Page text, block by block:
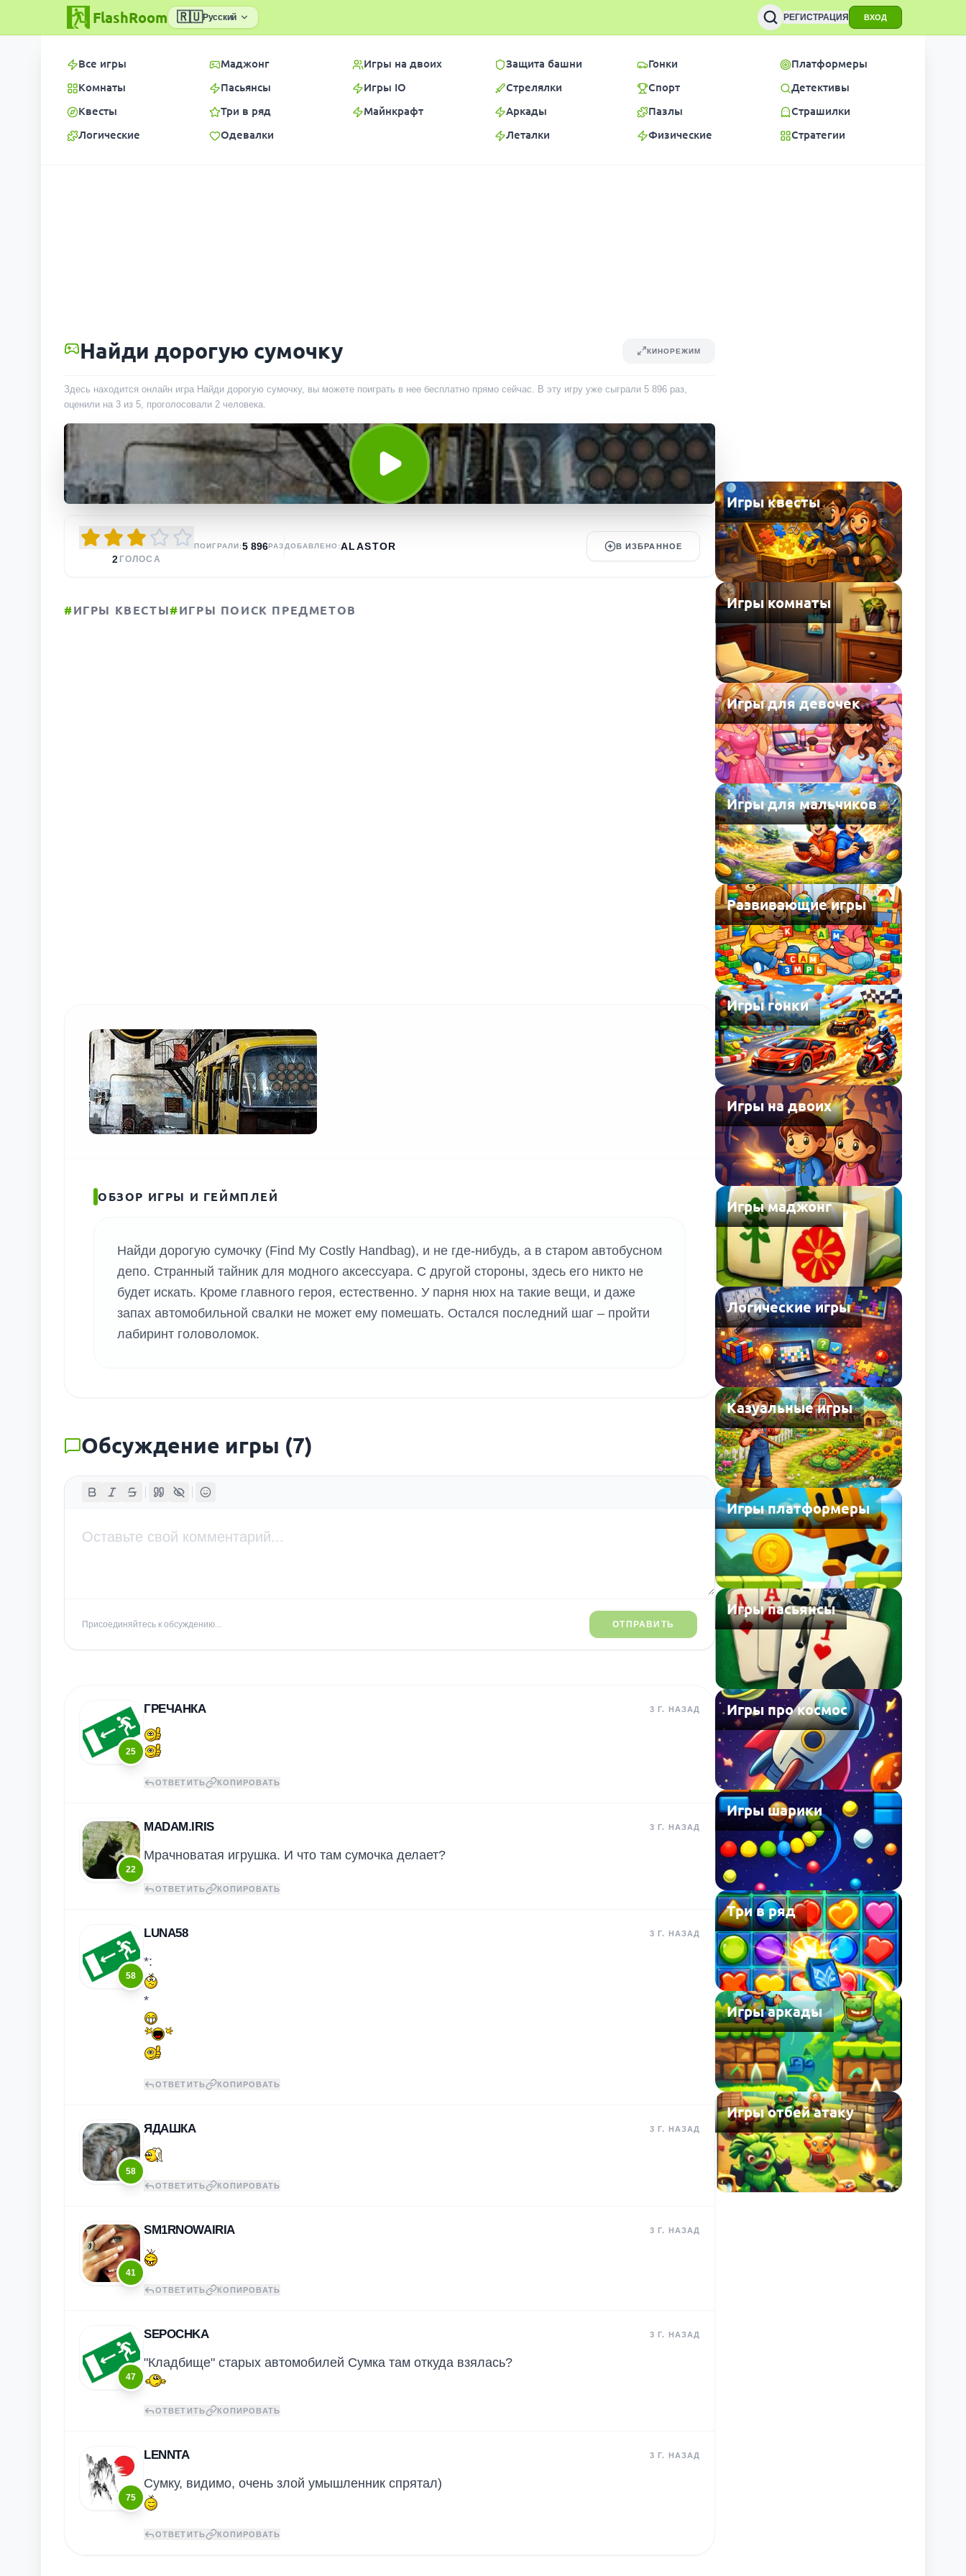
FlashRoom 🇷🇺Русский РЕГИСТРАЦИЯ ВХОД
Все игры
Комнаты
Квесты
Логические
Маджонг
Пасьянсы
Три в ряд
Одевалки
Игры на двоих
Игры IO
Майнкрафт
Защита башни
Стрелялки
Аркады
Леталки
Гонки
Спорт
Пазлы
Физические
Платформеры
Детективы
Страшилки
Стратегии
Найди дорогую сумочку КИНОРЕЖИМ
Здесь находится онлайн игра Найди дорогую сумочку, вы можете поиграть в нее бесплатно прямо сейчас. В эту игру уже сыграли 5 896 раз,
оценили на 3 из 5, проголосовали 2 человека.
2 ГОЛОСА
ПОИГРАЛИ:5 896РАЗ ДОБАВЛЕНО:ALASTOR В ИЗБРАННОЕ
#ИГРЫ КВЕСТЫ#ИГРЫ ПОИСК ПРЕДМЕТОВ
ОБЗОР ИГРЫ И ГЕЙМПЛЕЙ
Найди дорогую сумочку (Find My Costly Handbag), и не где-нибудь, а в старом автобусном
депо. Странный тайник для модного аксессуара. С другой стороны, здесь его никто не
будет искать. Кроме главного героя, естественно. У парня нюх на такие вещи, и даже
запах автомобильной свалки не может ему помешать. Остался последний шаг – пройти
лабиринт головоломок.
Обсуждение игры (7)
Присоединяйтесь к обсуждению... ОТПРАВИТЬ
25
ГРЕЧАНКА 3 Г. НАЗАД
ОТВЕТИТЬ КОПИРОВАТЬ
22
MADAM.IRIS 3 Г. НАЗАД
Мрачноватая игрушка. И что там сумочка делает?
ОТВЕТИТЬ КОПИРОВАТЬ
58
LUNA58 3 Г. НАЗАД
*:
*
ОТВЕТИТЬ КОПИРОВАТЬ
58
ЯДАШКА 3 Г. НАЗАД
ОТВЕТИТЬ КОПИРОВАТЬ
41
SM1RNOWAIRIA 3 Г. НАЗАД
ОТВЕТИТЬ КОПИРОВАТЬ
47
SEPOCHKA 3 Г. НАЗАД
"Кладбище" старых автомобилей Сумка там откуда взялась?
ОТВЕТИТЬ КОПИРОВАТЬ
75
LENNTA 3 Г. НАЗАД
Сумку, видимо, очень злой умышленник спрятал)
ОТВЕТИТЬ КОПИРОВАТЬ
Игры квесты
Игры комнаты
Игры для девочек
Игры для мальчиков
Развивающие игры
Игры гонки
Игры на двоих
Игры маджонг
Логические игры
Казуальные игры
Игры платформеры
Игры пасьянсы
Игры про космос
Игры шарики
Три в ряд
Игры аркады
Игры отбей атаку